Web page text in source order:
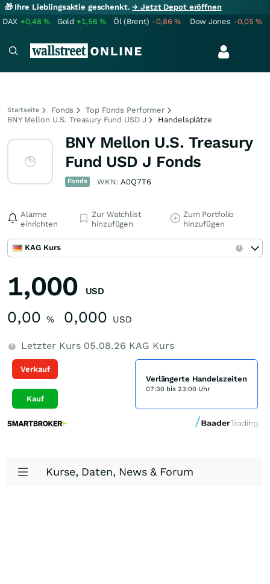
🎁 Ihre Lieblingsaktie geschenkt.→ Jetzt Depot eröffnen
DAX +0,48% Gold +1,56% Öl (Brent) -0,86% Dow Jones -0,05%
Startseite Fonds
Top Fonds Performer
BNY Mellon U.S. Treasury Fund USD J
Handelsplätze
BNY Mellon U.S. Treasury
Fund USD J Fonds
Fonds WKN:A0Q7T6
Alarme
einrichten
Zur Watchlist
hinzufügen
Zum Portfolio
hinzufügen
KAG Kurs
1,000 USD
0,00 % 0,000 USD
Letzter Kurs 05.08.26 KAG Kurs
Verkauf
Kauf
Verlängerte Handelszeiten
07:30 bis 23:00 Uhr
Kurse, Daten, News & Forum